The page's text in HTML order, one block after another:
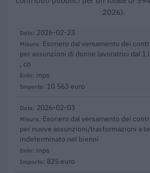
2026).
2026-02-23
Esonero dal versamento dei
per assunzioni di donne lavoratrici dal 1
, co
inps
10.563 euro
2026-02-03
Esonero dal versamento dei
per nuove assunzioni/trasformazioni a
indeterminato nel bienni
inps
825 euro